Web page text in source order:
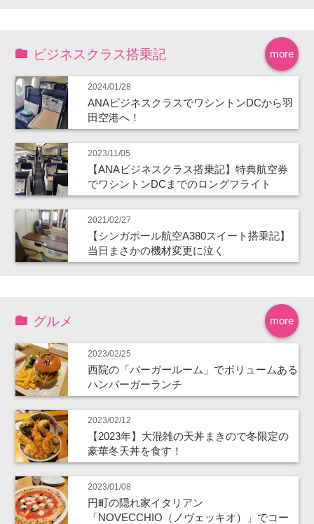
more
ビジネスクラス搭乗記
2024/01/28
ANAビジネスクラスでワシントンDCから羽
田空港へ！
2023/11/05
【ANAビジネスクラス搭乗記】特典航空券
でワシントンDCまでのロングフライト
2021/02/27
【シンガポール航空A380スイート搭乗記】
当日まさかの機材変更に泣く
more
グルメ
2023/02/25
西院の「バーガールーム」でボリュームある
ハンバーガーランチ
2023/02/12
【2023年】大混雑の天丼まきので冬限定の
豪華冬天丼を食す！
2023/01/08
円町の隠れ家イタリアン
「NOVECCHIO（ノヴェッキオ）」でコー